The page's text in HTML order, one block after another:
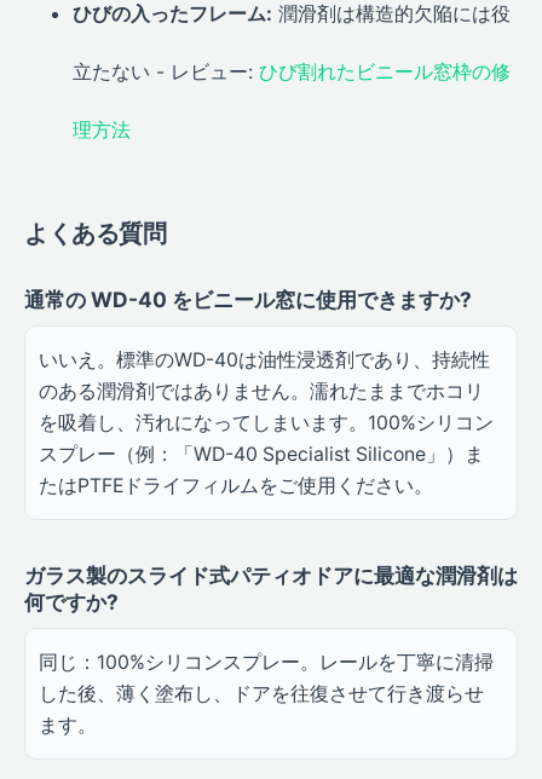
ひびの入ったフレーム: 潤滑剤は構造的欠陥には役
立たない - レビュー: ひび割れたビニール窓枠の修
理方法
よくある質問
通常の WD-40 をビニール窓に使用できますか?
いいえ。標準のWD-40は油性浸透剤であり、持続性
のある潤滑剤ではありません。濡れたままでホコリ
を吸着し、汚れになってしまいます。100%シリコン
スプレー（例：「WD-40 Specialist Silicone」）ま
たはPTFEドライフィルムをご使用ください。
ガラス製のスライド式パティオドアに最適な潤滑剤は
何ですか?
同じ：100%シリコンスプレー。レールを丁寧に清掃
した後、薄く塗布し、ドアを往復させて行き渡らせ
ます。